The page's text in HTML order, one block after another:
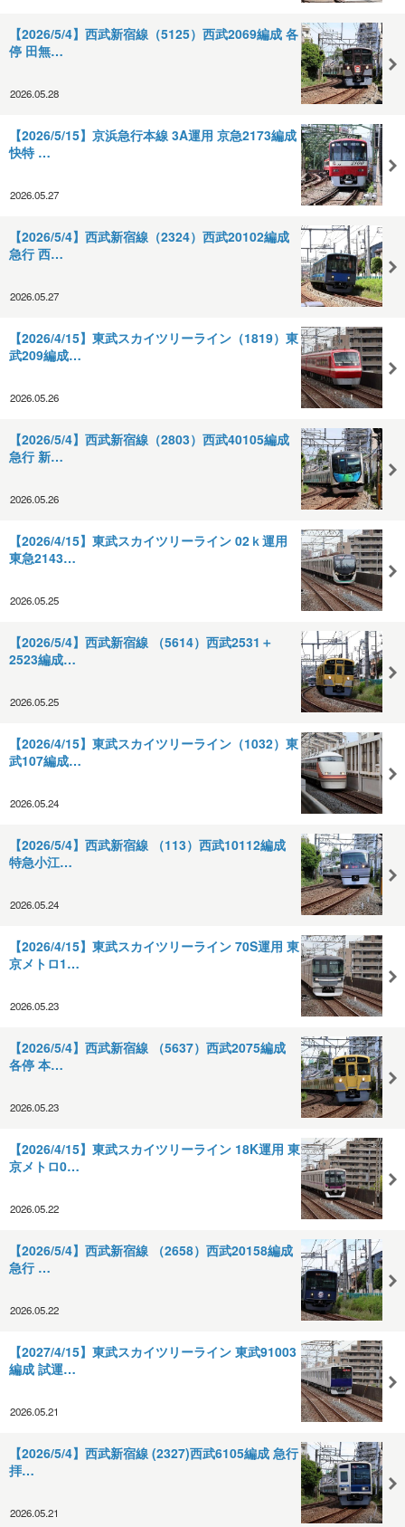
【2026/5/4】西武新宿線（5125）西武2069編成 各
停 田無…
2026.05.28
【2026/5/15】京浜急行本線 3A運用 京急2173編成
快特 …
2026.05.27
【2026/5/4】西武新宿線（2324）西武20102編成
急行 西…
2026.05.27
【2026/4/15】東武スカイツリーライン（1819）東
武209編成…
2026.05.26
【2026/5/4】西武新宿線（2803）西武40105編成
急行 新…
2026.05.26
【2026/4/15】東武スカイツリーライン 02ｋ運用
東急2143…
2026.05.25
【2026/5/4】西武新宿線 （5614）西武2531＋
2523編成…
2026.05.25
【2026/4/15】東武スカイツリーライン（1032）東
武107編成…
2026.05.24
【2026/5/4】西武新宿線 （113）西武10112編成
特急小江…
2026.05.24
【2026/4/15】東武スカイツリーライン 70S運用 東
京メトロ1…
2026.05.23
【2026/5/4】西武新宿線 （5637）西武2075編成
各停 本…
2026.05.23
【2026/4/15】東武スカイツリーライン 18K運用 東
京メトロ0…
2026.05.22
【2026/5/4】西武新宿線 （2658）西武20158編成
急行 …
2026.05.22
【2027/4/15】東武スカイツリーライン 東武91003
編成 試運…
2026.05.21
【2026/5/4】西武新宿線 (2327)西武6105編成 急行
拝…
2026.05.21